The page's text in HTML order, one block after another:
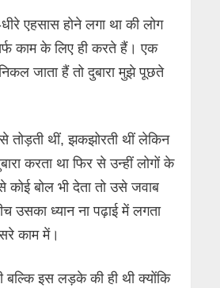
एहसास होने लगा था की लोग
काम के लिए ही करते हैं। एक
जाता हैं तो दुबारा मुझे पूछते
तोड़ती थीं, झकझोरती थीं लेकिन
करता था फिर से उन्हीं लोगों के
कोई बोल भी देता तो उसे जवाब
उसका ध्यान ना पढ़ाई में लगता
काम में।
बल्कि इस लड़के की ही थी क्योंकि